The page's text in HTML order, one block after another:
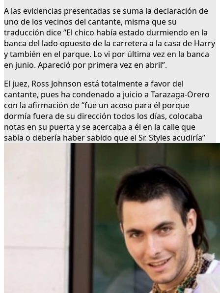
A las evidencias presentadas se suma la declaración de
uno de los vecinos del cantante, misma que su
traducción dice “El chico había estado durmiendo en la
banca del lado opuesto de la carretera a la casa de Harry
y también en el parque. Lo vi por última vez en la banca
en junio. Apareció por primera vez en abril”.
El juez, Ross Johnson está totalmente a favor del
cantante, pues ha condenado a juicio a Tarazaga-Orero
con la afirmación de “fue un acoso para él porque
dormía fuera de su dirección todos los días, colocaba
notas en su puerta y se acercaba a él en la calle que
sabía o debería haber sabido que el Sr. Styles acudiría”